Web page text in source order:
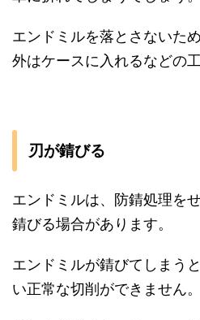
エンドミルを落とさないた
外はケースに入れるなどの
刃が錆びる
エンドミルは、防錆処理を
錆びる場合があります。
エンドミルが錆びてしまう
い正常な切削ができません。